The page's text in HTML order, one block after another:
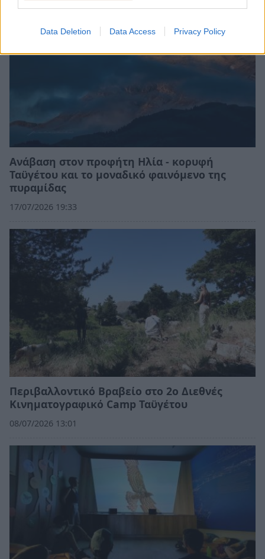
Data Deletion Data Access Privacy Policy
Ανάβαση στον προφήτη Ηλία - κορυφή
Ταϋγέτου και το μοναδικό φαινόμενο της
πυραμίδας
17/07/2026 19:33
Περιβαλλοντικό Βραβείο στο 2ο Διεθνές
Κινηματογραφικό Camp Ταϋγέτου
08/07/2026 13:01